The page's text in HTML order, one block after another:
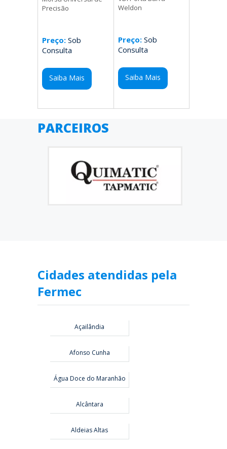
Precisão
Preço: Sob
Consulta
Saiba Mais
Weldon
Preço:Sob
Consulta
Saiba Mais
PARCEIROS
Cidades atendidas pela
Fermec
Açailândia
Afonso Cunha
Água Doce do Maranhão
Alcântara
Aldeias Altas